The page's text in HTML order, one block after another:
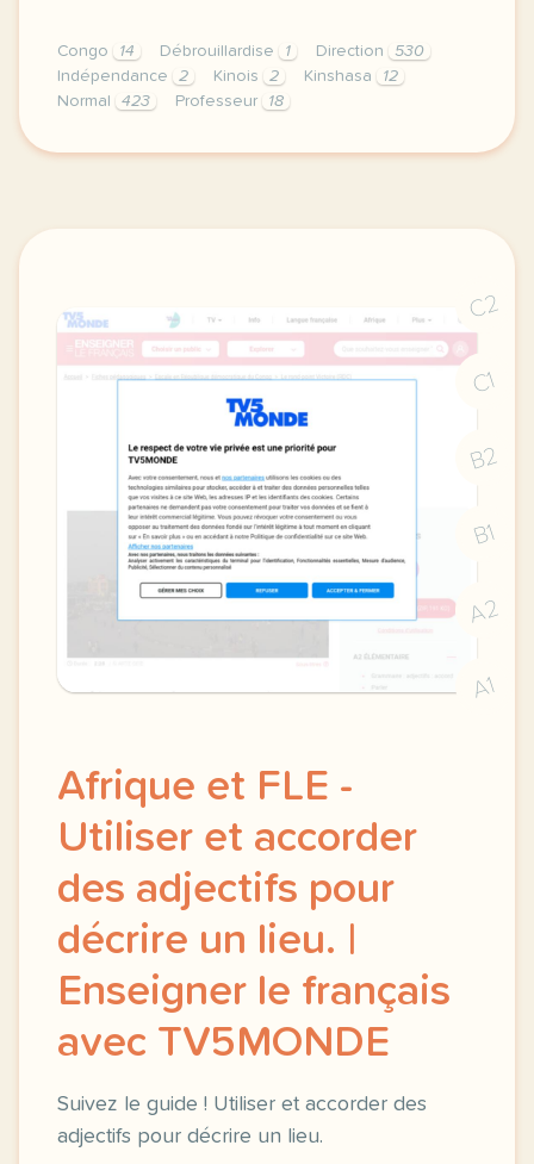
Congo 14 Débrouillardise 1 Direction
530
Indépendance
2 Kinois 2 Kinshasa
12
Normal
423 Professeur 18
didomi host didomi components button cursor
C2
C1
B2
B1
A2
A1
Afrique et FLE -
Utiliser et accorder
des adjectifs pour
décrire un lieu. |
Enseigner le français
avec TV5MONDE
Suivez le guide ! Utiliser et accorder des
adjectifs pour décrire un lieu.